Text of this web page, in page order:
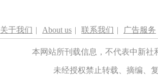
关于我们 | About us | 联系我们 | 广告服务
本网站所刊载信息，不代表中新
未经授权禁止转载、摘编、